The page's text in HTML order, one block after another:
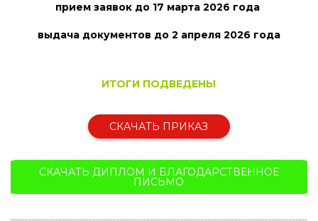
прием заявок до 17 марта 2026 года
выдача документов до 2 апреля2026 года
ИТОГИ ПОДВЕДЕНЫ
СКАЧАТЬ ПРИКАЗ
СКАЧАТЬ ДИПЛОМ И БЛАГОДАРСТВЕННОЕ
ПИСЬМО